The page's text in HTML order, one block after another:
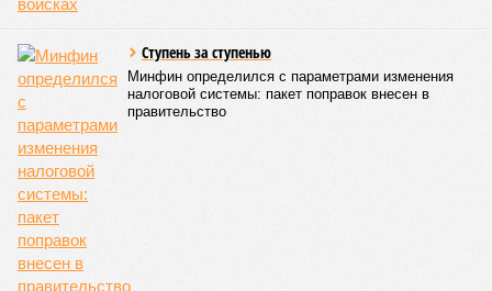
жизни полумиллиона человек.
Кажется, стремящаяся сохранить свою чистоту природа
что-то знала о том, какие именно страны станут со
временем самыми «грязными» в плане производств, и
планомерно подтачивала их демографию. А как ещё
объяснить то, что в топ-10 природных катастроф почти все
места занимают бедствия, разразившиеся в Индии,
Пакистане, Бангладеш и Турции? Что характерно, Россию и
Европу подобные катастрофы никогда не затрагивали,
здесь беды были другими, включая массовый голод и
масштабные эпидемии вроде бубонной чумы (200 млн
погибших) или «испанки» (по разным оценкам, от 17,4 до